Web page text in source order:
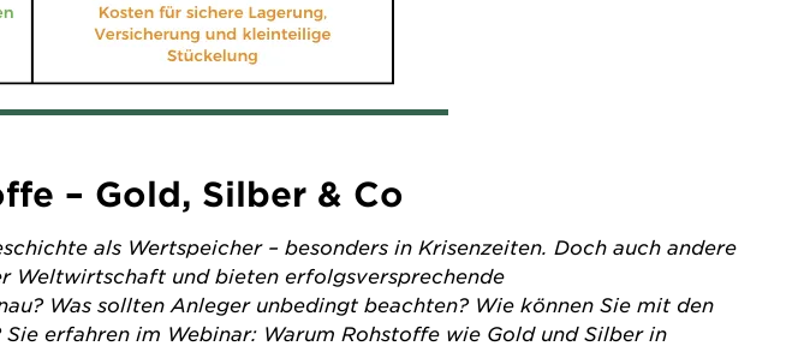
– Gold, Silber & Co
als Wertspeicher – besonders in Krisenzeiten. Doch auch andere
Weltwirtschaft und bieten erfolgsversprechende
Was sollten Anleger unbedingt beachten? Wie können Sie mit den
erfahren im Webinar: Warum Rohstoffe wie Gold und Silber in